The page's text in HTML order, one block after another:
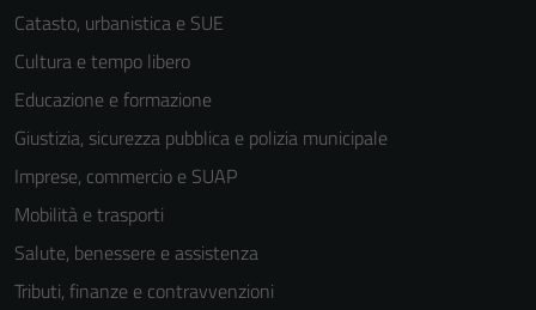
Catasto, urbanistica e SUE
Cultura e tempo libero
Educazione e formazione
Giustizia, sicurezza pubblica e polizia municipale
Imprese, commercio e SUAP
Mobilità e trasporti
Salute, benessere e assistenza
Tributi, finanze e contravvenzioni